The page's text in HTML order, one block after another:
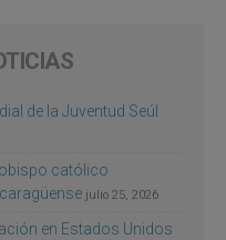
de la Juventud Seúl
católico
julio 25, 2026
en Estados Unidos